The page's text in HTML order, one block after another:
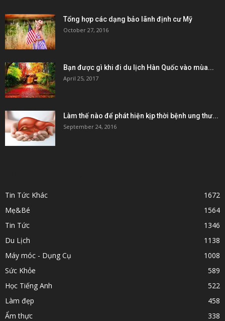
Tổng hợp các dạng bảo lãnh định cư Mỹ
October 27, 2016
Bạn được gì khi đi du lịch Hàn Quốc vào mùa...
April 25, 2017
Làm thế nào để phát hiện kịp thời bệnh ung thư...
September 24, 2016
Tin Tức Khác
1672
Mẹ&Bé
1564
Tin Tức
1346
Du Lịch
1138
Máy móc - Dụng Cụ
1008
Sức Khỏe
589
Học Tiếng Anh
522
Làm đẹp
458
Ẩm thực
338